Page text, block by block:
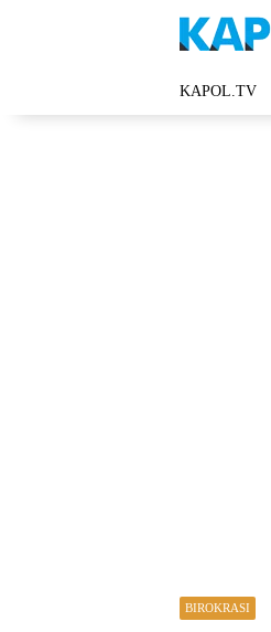
KAPOL.TV
BIROKRASI